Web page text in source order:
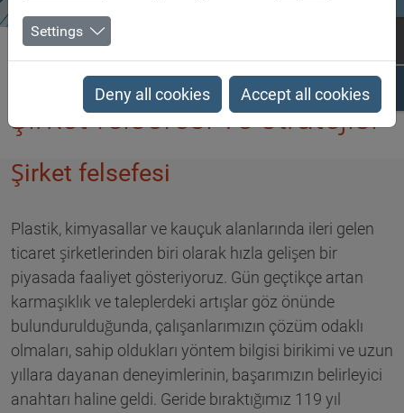
Biesterfeld SE Şirketi
Şirket felsefesi ve stratejisi
Şirket felsefesi ve stratejisi
Şirket felsefesi
Plastik, kimyasallar ve kauçuk alanlarında ileri gelen
ticaret şirketlerinden biri olarak hızla gelişen bir
piyasada faaliyet gösteriyoruz. Gün geçtikçe artan
karmaşıklık ve taleplerdeki artışlar göz önünde
bulundurulduğunda, çalışanlarımızın çözüm odaklı
olmaları, sahip oldukları yöntem bilgisi birikimi ve uzun
yıllara dayanan deneyimlerinin, başarımızın belirleyici
anahtarı haline geldi. Geride bıraktığımız 119 yıl
Settings
Deny all cookies Accept all cookies